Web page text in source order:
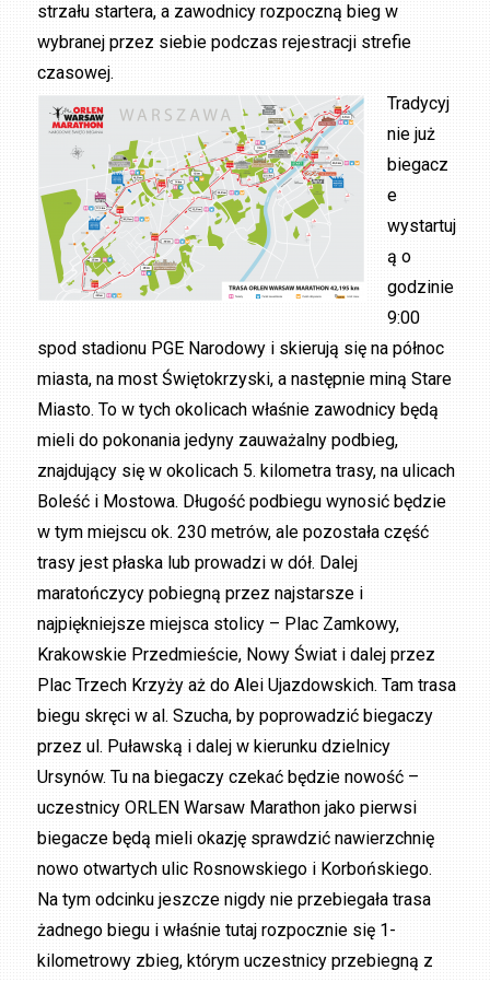
strzału startera, a zawodnicy rozpoczną bieg w
wybranej przez siebie podczas rejestracji strefie
czasowej.
Tradycyj
nie już
biegacz
e
wystartuj
ą o
godzinie
9:00
spod stadionu PGE Narodowy i skierują się na północ
miasta, na most Świętokrzyski, a następnie miną Stare
Miasto. To w tych okolicach właśnie zawodnicy będą
mieli do pokonania jedyny zauważalny podbieg,
znajdujący się w okolicach 5. kilometra trasy, na ulicach
Boleść i Mostowa. Długość podbiegu wynosić będzie
w tym miejscu ok. 230 metrów, ale pozostała część
trasy jest płaska lub prowadzi w dół. Dalej
maratończycy pobiegną przez najstarsze i
najpiękniejsze miejsca stolicy – Plac Zamkowy,
Krakowskie Przedmieście, Nowy Świat i dalej przez
Plac Trzech Krzyży aż do Alei Ujazdowskich. Tam trasa
biegu skręci w al. Szucha, by poprowadzić biegaczy
przez ul. Puławską i dalej w kierunku dzielnicy
Ursynów. Tu na biegaczy czekać będzie nowość –
uczestnicy ORLEN Warsaw Marathon jako pierwsi
biegacze będą mieli okazję sprawdzić nawierzchnię
nowo otwartych ulic Rosnowskiego i Korbońskiego.
Na tym odcinku jeszcze nigdy nie przebiegała trasa
żadnego biegu i właśnie tutaj rozpocznie się 1-
kilometrowy zbieg, którym uczestnicy przebiegną z